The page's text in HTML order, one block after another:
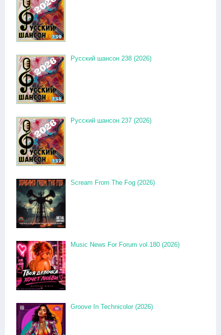
Русский шансон 238 (2026)
Русский шансон 237 (2026)
Scream From The Fog (2026)
Music News For Forum vol.180 (2026)
Groove In Technicolor (2026)